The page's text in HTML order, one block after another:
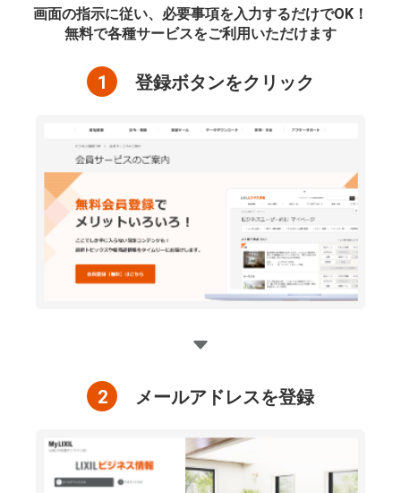
画面の指示に従い、必要事項を入力するだけでOK！
無料で各種サービスをご利用いただけます
1 登録ボタンをクリック
2 メールアドレスを登録